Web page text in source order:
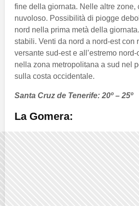
fine della giornata. Nelle altre zone,
nuvoloso. Possibilità di piogge
nord nella prima metà della
stabili. Venti da nord a nord-est con
versante sud-est e all’estremo
nella zona metropolitana a sud nel
sulla costa occidentale.
Santa Cruz de Tenerife: 20º – 25º
La Gomera: